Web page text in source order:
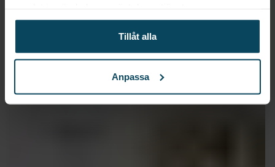
Tillåt alla
Anpassa
Blanc. Med toner av honung, persikor, torkad frukt
och med en subtil nötighet som rör sig genom
vinet gör sig ett glas Sauternes sig utmärkt till